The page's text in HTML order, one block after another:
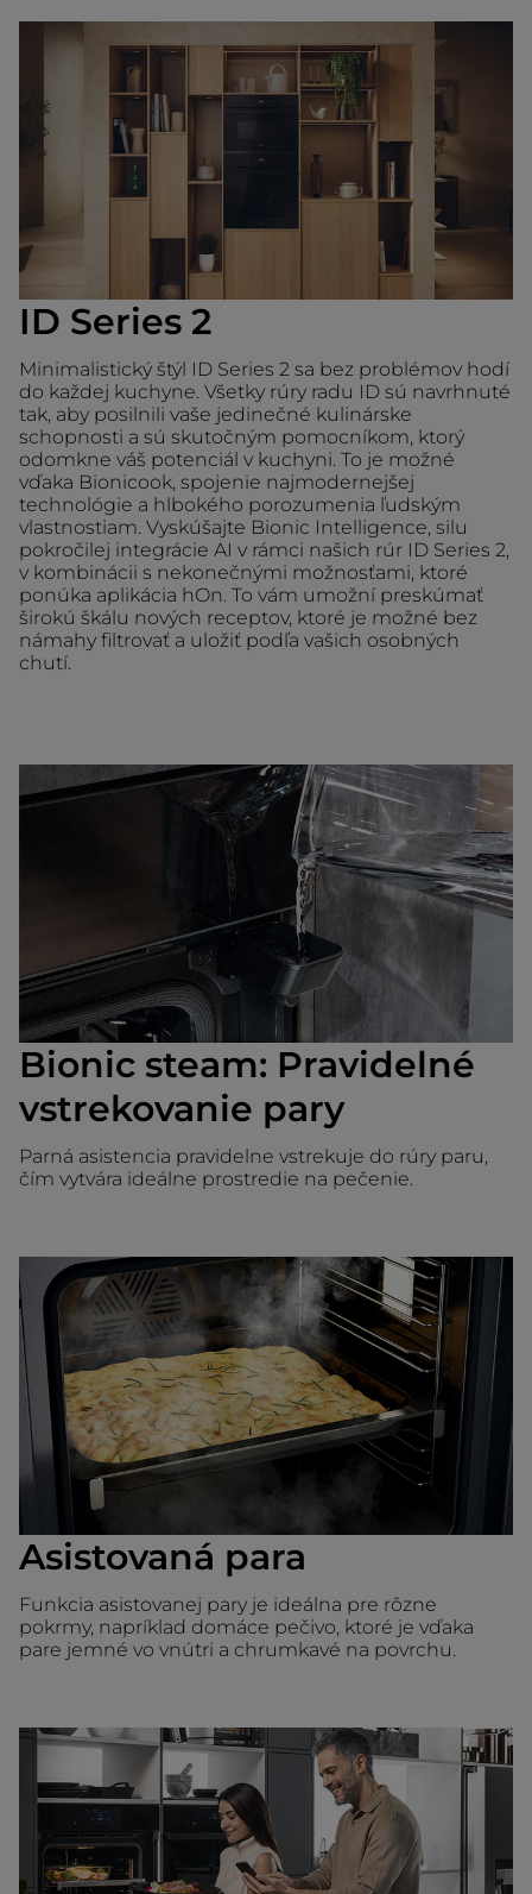
ID Series 2
Minimalistický štýl ID Series 2 sa bez problémov hodí
do každej kuchyne. Všetky rúry radu ID sú navrhnuté
tak, aby posilnili vaše jedinečné kulinárske
schopnosti a sú skutočným pomocníkom, ktorý
odomkne váš potenciál v kuchyni. To je možné
vďaka Bionicook, spojenie najmodernejšej
technológie a hlbokého porozumenia ľudským
vlastnostiam. Vyskúšajte Bionic Intelligence, silu
pokročilej integrácie AI v rámci našich rúr ID Series 2,
v kombinácii s nekonečnými možnosťami, ktoré
ponúka aplikácia hOn. To vám umožní preskúmať
širokú škálu nových receptov, ktoré je možné bez
námahy filtrovať a uložiť podľa vašich osobných
chutí.
Bionic steam: Pravidelné
vstrekovanie pary
Parná asistencia pravidelne vstrekuje do rúry paru,
čím vytvára ideálne prostredie na pečenie.
Asistovaná para
Funkcia asistovanej pary je ideálna pre rôzne
pokrmy, napríklad domáce pečivo, ktoré je vďaka
pare jemné vo vnútri a chrumkavé na povrchu.